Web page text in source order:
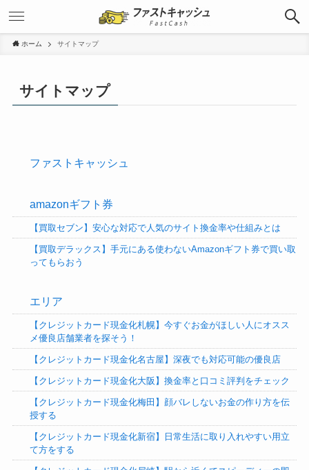
ホーム サイトマップ
サイトマップ
ファストキャッシュ
amazonギフト券
【買取セブン】安心な対応で人気のサイト換金率や仕組みとは
【買取デラックス】手元にある使わないAmazonギフト券で買い取
ってもらおう
エリア
【クレジットカード現金化札幌】今すぐお金がほしい人にオスス
メ優良店舗業者を探そう！
【クレジットカード現金化名古屋】深夜でも対応可能の優良店
【クレジットカード現金化大阪】換金率と口コミ評判をチェック
【クレジットカード現金化梅田】顔バレしないお金の作り方を伝
授する
【クレジットカード現金化新宿】日常生活に取り入れやすい用立
て方をする